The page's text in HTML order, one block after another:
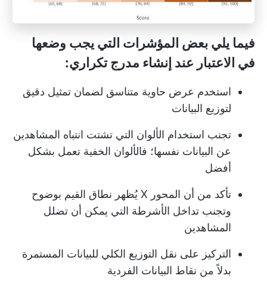
فيما يلي بعض المؤشرات التي يجب وضعها
في الاعتبار عند إنشاء مدرج تكراري:
استخدم عرض حاوية متناسق لضمان تمثيل دقيق
لتوزيع البيانات
تجنب استخدام الألوان التي تشتت انتباه المشاهدين
عن البيانات نفسها؛ فالألوان الخفية تعمل بشكل
أفضل
تأكد من أن المحور X يُظهر نطاق القيم بوضوح
وتجنب تداخل الأشرطة التي يمكن أن تضلل
المشاهدين
التركيز على نقل التوزيع الكلي للبيانات المستمرة
بدلاً من نقاط البيانات الفردية